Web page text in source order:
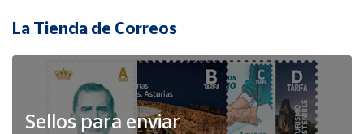
La Tienda de Correos
Sellos para enviar